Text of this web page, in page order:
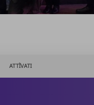
ATTÌVATI